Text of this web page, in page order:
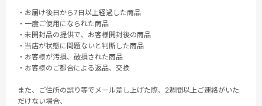
・お届け後日から7日以上経過した商品
・一度ご使用になられた商品
・未開封品の提供で、お客様開封後の商品
・当店が状態に問題ないと判断した商品
・お客様が汚損、破損された商品
・お客様のご都合による返品、交換
また、ご住所の誤り等でメール差し上げた際、2週間以上ご連絡がいた
だけない場合、